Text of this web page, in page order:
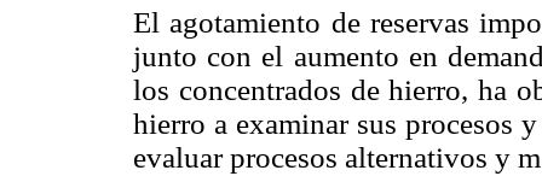
El agotamiento de reservas
junto con el aumento en
los concentrados de hierro, ha
hierro a examinar sus procesos
evaluar procesos alternativos y